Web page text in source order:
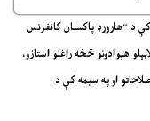
د “هارورډ پاکستان کانفرنس
هېوادونو څخه راغلو استازو،
او په سیمه کې د